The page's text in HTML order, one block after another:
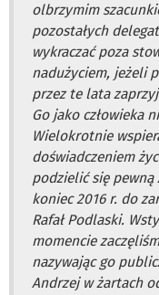
olbrzymim
pozostałych
wykraczać poza
nadużyciem, jeżeli
przez te lata
Go jako człowieka
Wielokrotnie
doświadczeniem
podzielić się
koniec 2016 r. do
Rafał Podlaski.
momencie
nazywając go
Andrzej w żartach